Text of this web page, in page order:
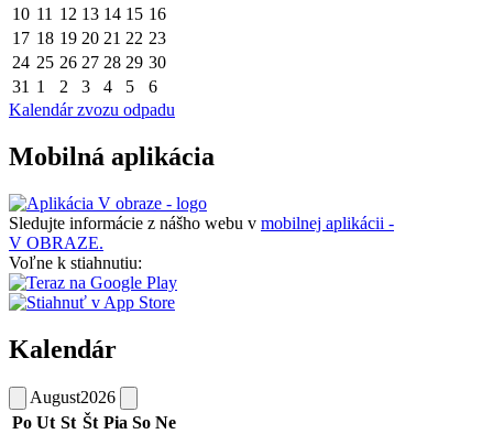
10 11 12 13 14 15 16
17 18 19 20 21 22 23
24 25 26 27 28 29 30
31 1 2 3 4 5
6
Kalendár zvozu odpadu
Mobilná aplikácia
Sledujte informácie z nášho webu v mobilnej aplikácii -
V OBRAZE.
Voľne k stiahnutiu:
Kalendár
August2026
Po Ut St Št Pia So Ne